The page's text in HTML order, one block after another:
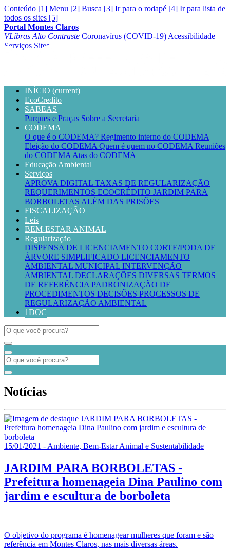
Conteúdo [1] Menu [2] Busca [3] Ir para o rodapé [4] Ir para lista de
todos os sites [5]
Portal Montes Claros
VLibras Alto Contraste Coronavírus (COVID-19) Acessibilidade
Serviços Sites
INÍCIO (current)
EcoCredito
SABEAS
Parques e Praças Sobre a Secretaria
CODEMA
O que é o CODEMA? Regimento interno do CODEMA
Eleição do CODEMA Quem é quem no CODEMA Reuniões
do CODEMA Atas do CODEMA
Educação Ambiental
Serviços
APROVA DIGITAL TAXAS DE REGULARIZAÇÃO
REQUERIMENTOS ECOCRÉDITO JARDIM PARA
BORBOLETAS ALÉM DAS PRISÕES
FISCALIZAÇÃO
Leis
BEM-ESTAR ANIMAL
Regularização
DISPENSA DE LICENCIAMENTO CORTE/PODA DE
ÁRVORE SIMPLIFICADO LICENCIAMENTO
AMBIENTAL MUNICIPAL INTERVENÇÃO
AMBIENTAL DECLARAÇÕES DIVERSAS TERMOS
DE REFERÊNCIA PADRONIZAÇÃO DE
PROCEDIMENTOS DECISÕES PROCESSOS DE
REGULARIZAÇÃO AMBIENTAL
1DOC
Notícias
15/01/2021 - Ambiente, Bem-Estar Animal e Sustentabilidade
JARDIM PARA BORBOLETAS -
Prefeitura homenageia Dina Paulino com
jardim e escultura de borboleta
O objetivo do programa é homenagear mulheres que foram e são
referência em Montes Claros, nas mais diversas áreas.